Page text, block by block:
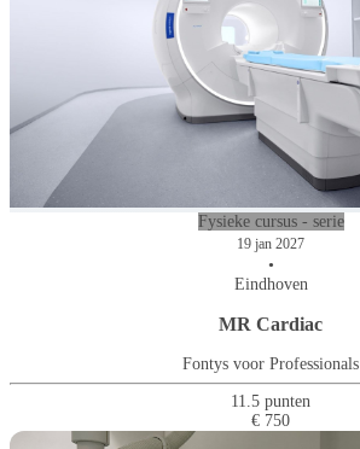
Fysieke cursus - serie
19 jan 2027
•
Eindhoven
MR Cardiac
Fontys voor Professionals
11.5 punten
€ 750